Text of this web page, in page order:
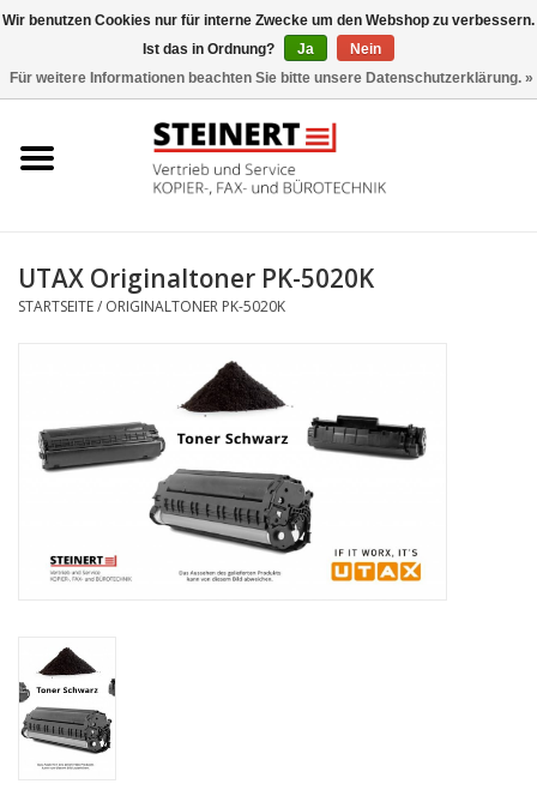
Büromaschinen- Service
Toner
Marken
UTAX Originaltoner PK-5020K
STARTSEITE/ ORIGINALTONER PK-5020K
Wir benutzen Cookies nur für interne Zwecke um den Webshop zu verbessern.
Ist das in Ordnung?
Ja
Nein
Für weitere Informationen beachten Sie bitte unsere Datenschutzerklärung. »